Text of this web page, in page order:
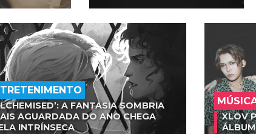
A FANTASIA SOMBRIA
AGUARDADA DO ANO CHEGA
INTRÍNSECA
XLOV